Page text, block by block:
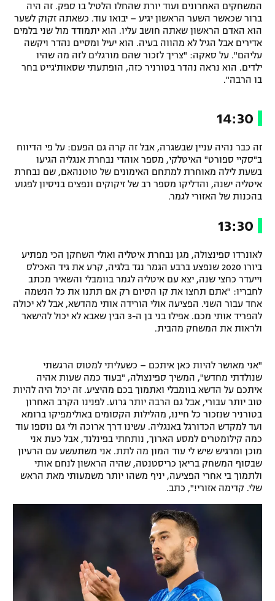
המשחקים האחרונים ועוד יורת שהחלו הלטיל בו ספק. זה היה
ברור שכאשר השער הראשון יגיע – יבואו עוד. כשאתה זקוק לשער
הוא האדם הראשון שאתה חושב עליו. הוא יתמודד מול שני בלמים
אדירים אבל הגיל לא מהווה בעיה. הוא יעיל ומסיים נהדר ויקשה
עליהם". על סאקה: "צריך לזכור שהם מורגלים לזה מה שהיו
ילדים. הוא נראה נהדר בטורניר כזה, הופתעתי שסאות'גייט בחר
בו הרבה".
14:30
זה כבר נהיה עניין שבשגרה, אבל זה קרה גם הפעם: על פי הדיווח
ב"סקיי ספורט" האיטלקי, מספר אוהדי נבחרת אנגליה הגיעו
בשעת לילה מאוחרת למתחם האימונים של טוטנהאם, שם נבחרת
איטליה ישנה, והדליקו מספר רב של זיקוקים ונפצים בניסיון לפגוע
בהכנות של האזורי לגמר.
13:30
לאונרדו ספינצולה, מגן נבחרת איטליה ואולי השחקן הכי מפתיע
ביורו 2020 שנפצע ברבע הגמר נגד בלגיה, קרע את גיד האכילס
וייעדר כחצי שנה, יצא עם איטליה לגמר בוומבלי והשאיר מכתב
לחבריו: "אתם תחצו את קו הסיום רק אם תתנו את כל הנשמה
אחד עבור השני. הפציעה אולי הורידה אותי מהדשא, אבל לא יכולה
להפריד אותי מכם. אפילו בני בן ה-3 הבין שאבא לא יכול להישאר
ולראות את המשחק מהבית.
"אני מאושר להיות כאן איתכם – כשעליתי למטוס הרגשתי
שנולדתי מחדש", המשיך ספינצולה, "בעוד כמה שעות אהיה
איתכם על הדשא בוומבלי ואתמוך בכם מהיציע. זה יכול היה להיות
טוב יותר עבורי, אבל גם הרבה יותר גרוע. לפנינו הקרב האחרון
בטורניר שנזכור כל חיינו, מהלילות הקסומים באולימפיקו ברומא
ועד למקדש הכדורגל באנגליה. עשינו דרך ארוכה ולי גם נוספו עוד
כמה קילומטרים למסע הארוך, נותחתי בפינלנד, אבל כעת אני
מוכן ומרגיש שיש לי עוד המון מה לתת. אני משתעשע עם הרעיון
שבסוף המשחק בריאן כריסטנטה, שהיה הראשון לנחם אותי
ולתמוך בי אחרי הפציעה, יניף משהו יותר משמעותי מאת הראש
שלי. קדימה אזורי!", כתב.